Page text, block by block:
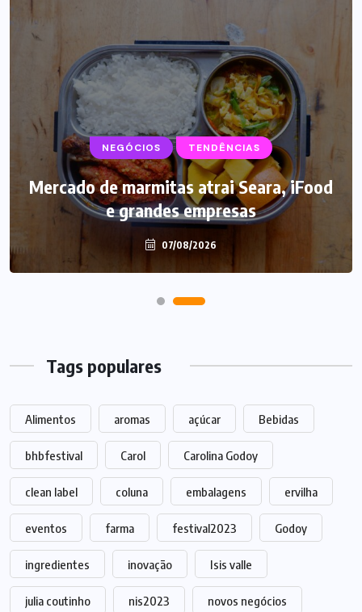
NEGÓCIOS TENDÊNCIAS
Mercado de marmitas atrai Seara, iFood
e grandes empresas
07/08/2026
SUPLEMENTOS
Caffeine Army lança campanha para o
Dia dos Pais
07/08/2026
Tags populares
Alimentos aromas açúcar Bebidas
bhbfestival Carol Carolina Godoy
clean label coluna embalagens ervilha
eventos farma festival2023 Godoy
ingredientes inovação Isis valle
julia coutinho nis2023 novos negócios